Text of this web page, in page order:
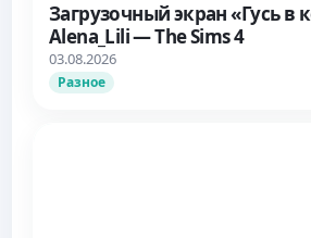
Загрузочный экран «Гусь в
Alena_Lili — The Sims 4
03.08.2026
Разное